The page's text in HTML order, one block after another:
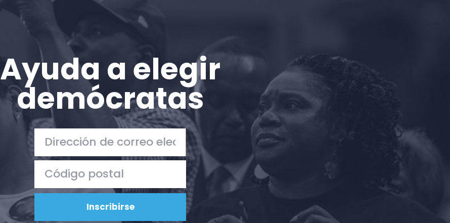
Trabaja con nosotros
Pulse
Donar
Ayuda a elegir
demócratas